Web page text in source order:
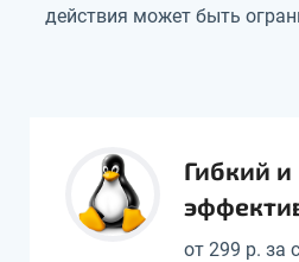
действия может быть
Гибкий и
от 299 р. за